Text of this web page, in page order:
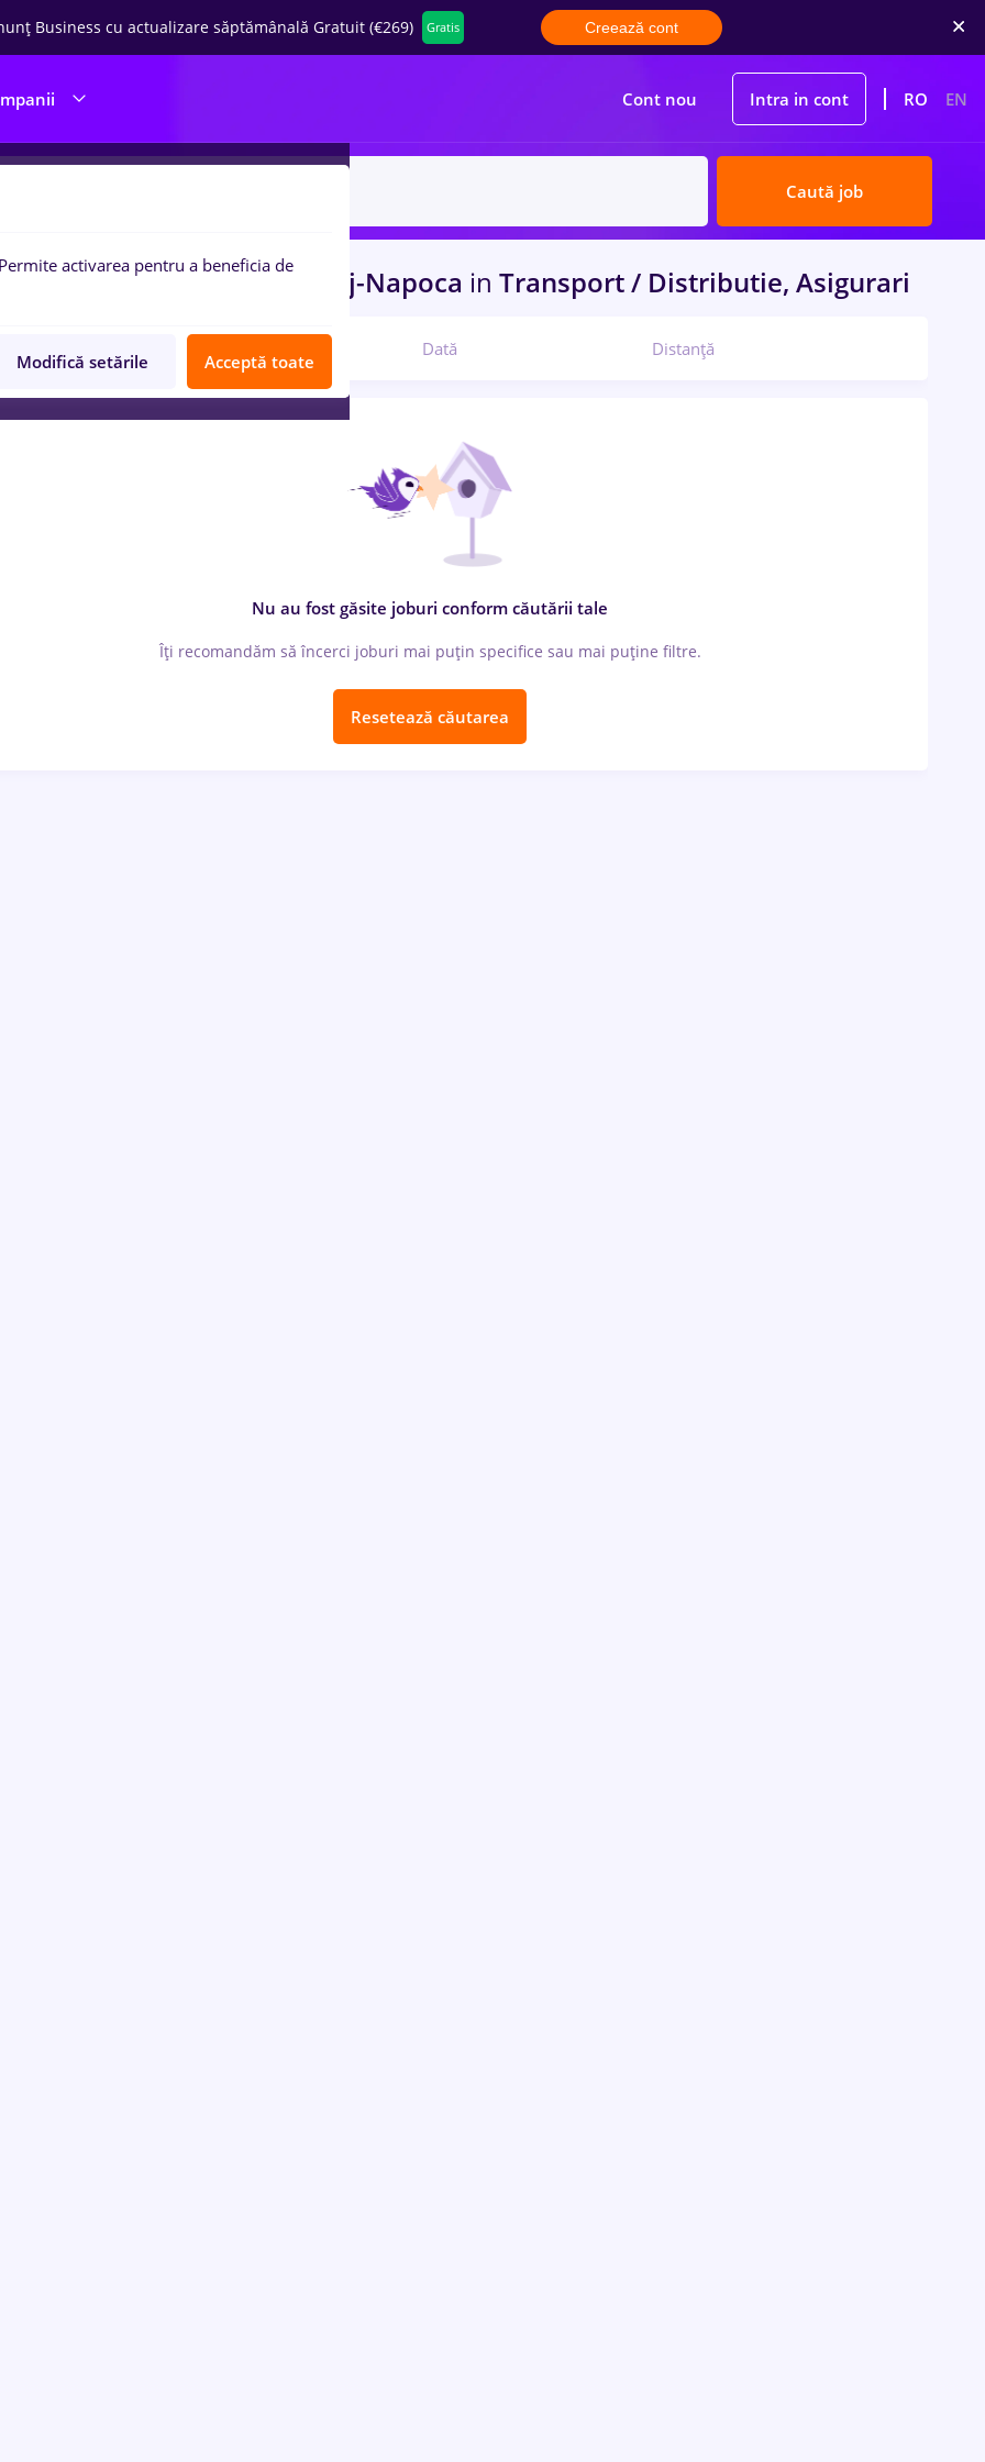
Business cu actualizare săptămânală Gratuit (€269) Gratis Creează cont
Cont nou Intra in cont RO EN
Caută job
de muncacu salariiin Cluj-Napoca in Transport / Distributie, Asigurari
Dată Distanță
Nu au fost găsite joburi conform căutării tale
Îți recomandăm să încerci joburi mai puțin specifice sau mai puține filtre.
Resetează căutarea
Permite activarea pentru a beneficia de
Modifică setările Acceptă toate